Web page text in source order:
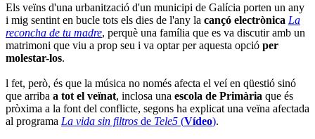
Els veïns d'una urbanització d'un municipi de Galícia porten un any
i mig sentint en bucle tots els dies de l'any la cançó electrònica La
reconcha de tu madre, perquè una família que es va discutir amb un
matrimoni que viu a prop seu i va optar per aquesta opció per
molestar-los.
l fet, però, és que la música no només afecta el veí en qüestió sinó
que arriba a tot el veïnat, inclosa una escola de Primària que és
pròxima a la font del conflicte, segons ha explicat una veïna afectada
al programa La vida sin filtros de Tele5 (Vídeo).